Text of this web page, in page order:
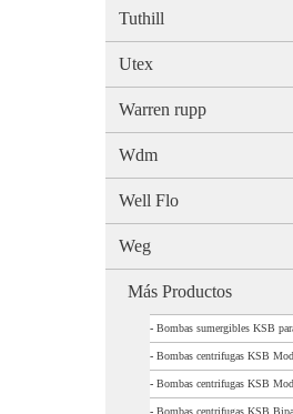
Tuthill
Utex
Warren rupp
Wdm
Well Flo
Weg
Más Productos
- Bombas sumergibles KSB
- Bombas centrifugas KSB
- Bombas centrifugas KSB
- Bombas centrifugas KSB